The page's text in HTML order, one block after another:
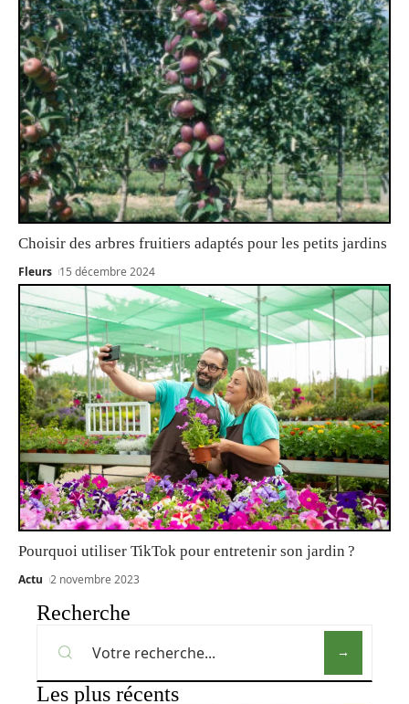
Choisir des arbres fruitiers adaptés pour les petits jardins
Fleurs 15 décembre 2024
Pourquoi utiliser TikTok pour entretenir son jardin ?
Actu 2 novembre 2023
Recherche
Les plus récents